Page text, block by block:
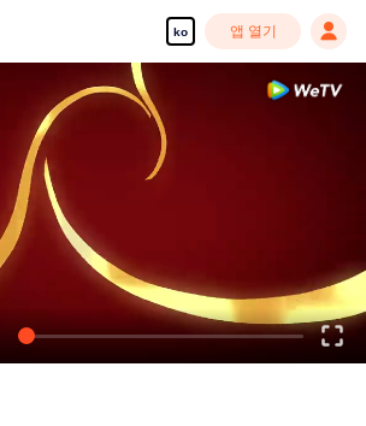
ko 앱 열기
고화질 콘텐츠를 끊김 없이 즐기세요